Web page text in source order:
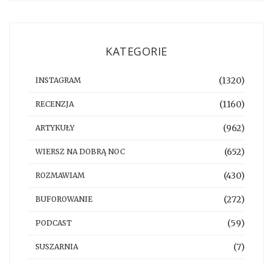
KATEGORIE
INSTAGRAM (1320)
RECENZJA (1160)
ARTYKUŁY (962)
WIERSZ NA DOBRĄ NOC (652)
ROZMAWIAM (430)
BUFOROWANIE (272)
PODCAST (59)
SUSZARNIA (7)